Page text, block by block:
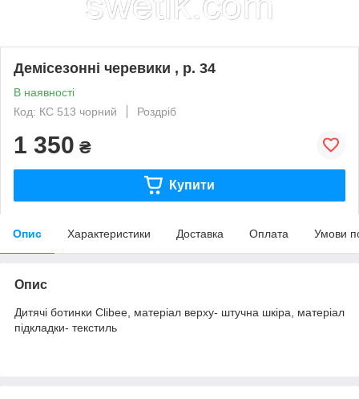
Демісезонні черевики , р. 34
В наявності
Код: КС 513 чорний
Роздріб
1 350 ₴
Купити
Опис Характеристики Доставка Оплата Умови
Опис
Дитячі ботинки Clibee, матеріал верху- штучна шкіра, матеріал
підкладки- текстиль